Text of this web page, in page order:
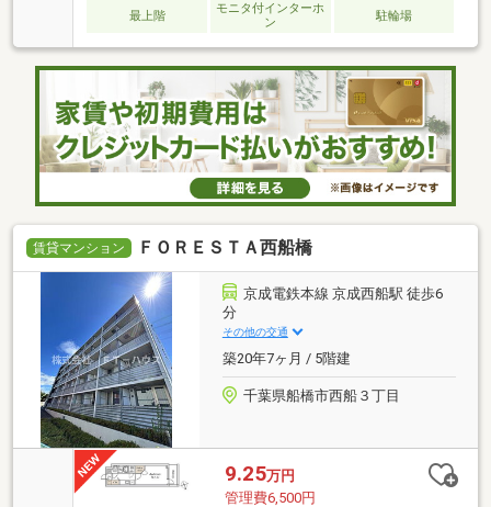
最上階
モニタ付インターホ
ン
駐輪場
賃貸マンション ＦＯＲＥＳＴＡ西船橋
京成電鉄本線 京成西船駅 徒歩6
分
その他の交通
築20年7ヶ月 / 5階建
千葉県船橋市西船３丁目
9.25万円
管理費6,500円